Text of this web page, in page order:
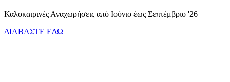
Καλοκαιρινές Αναχωρήσεις από Ιούνιο έως Σεπτέμβριο '26
ΔΙΑΒΑΣΤΕ ΕΔΩ